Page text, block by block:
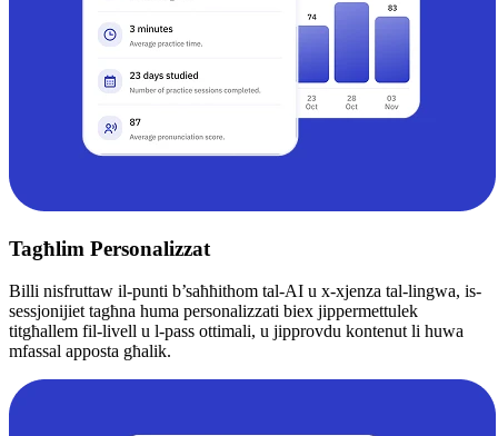
Tagħlim Personalizzat
Billi nisfruttaw il-punti b’saħħithom tal-AI u x-xjenza tal-lingwa, is-
sessjonijiet tagħna huma personalizzati biex jippermettulek
titgħallem fil-livell u l-pass ottimali, u jipprovdu kontenut li huwa
mfassal apposta għalik.